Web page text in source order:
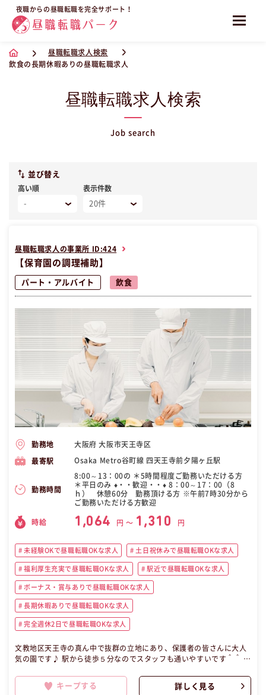
夜職からの昼職転職を完全サポート！
昼職転職求人検索
飲食の長期休暇ありの昼職転職求人
昼職転職求人検索
Job search
並び替え
高い順 表示件数
昼職転職求人の事業所 ID:424
【保育園の調理補助】
パート・アルバイト 飲食
勤務地 大阪府 大阪市天王寺区
最寄駅 Osaka Metro谷町線 四天王寺前夕陽ヶ丘駅
勤務時間
8:00～13：00の ＊5時間程度ご勤務いただける方
＊平日のみ ♦・・歓迎・・♦ 8：00～17：00（8
ｈ） 休憩60分 勤務頂ける方 ※午前7時30分から
ご勤務いただける方歓迎
時給 1,064 円 〜 1,310 円
未経験OKで昼職転職OKな求人 土日祝休みで昼職転職OKな求人
福利厚生充実で昼職転職OKな求人 駅近で昼職転職OKな求人
ボーナス・賞与ありで昼職転職OKな求人
長期休暇ありで昼職転職OKな求人
完全週休2日で昼職転職OKな求人
文教地区天王寺の真ん中で抜群の立地にあり、保護者の皆さんに大人
気の園です♪ 駅から徒歩５分なのでスタッフも通いやすいです＾＾ 当
ズです！！ 【昼職・転職・求人】 この昼職求人は大阪府大阪市天王寺
区パート・アルバイト飲食の昼職へ転職したい方の求人です。
キープする 詳しく見る